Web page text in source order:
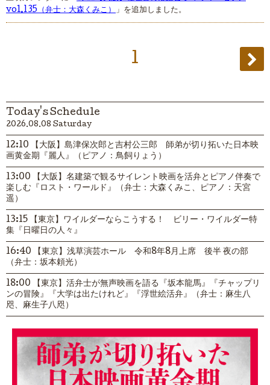
vol.135（弁士：大森くみこ） 」を追加しました。
1
Today's Schedule
2026.08.08 Saturday
12:10 【大阪】島津保次郎と吉村公三郎 師弟が切り拓いた日本映
画黄金期『麗人』（ピアノ：鳥飼りょう）
13:00 【大阪】名建築で観るサイレント映画を活弁とピアノ伴奏で
楽しむ『ロスト・ワールド』（弁士：大森くみこ、ピアノ：天宮
遥）
13:15 【東京】ワイルダーならこうする！ ビリー・ワイルダー特
集『日曜日の人々』
16:40 【東京】浅草演芸ホール 令和8年8月上席 後半 夜の部
（弁士：坂本頼光）
18:00 【東京】活弁士が無声映画を語る『坂本龍馬』『チャップリ
ンの冒険』『大学は出たけれど』『浮世絵活弁』（弁士：麻生八
咫、麻生子八咫）